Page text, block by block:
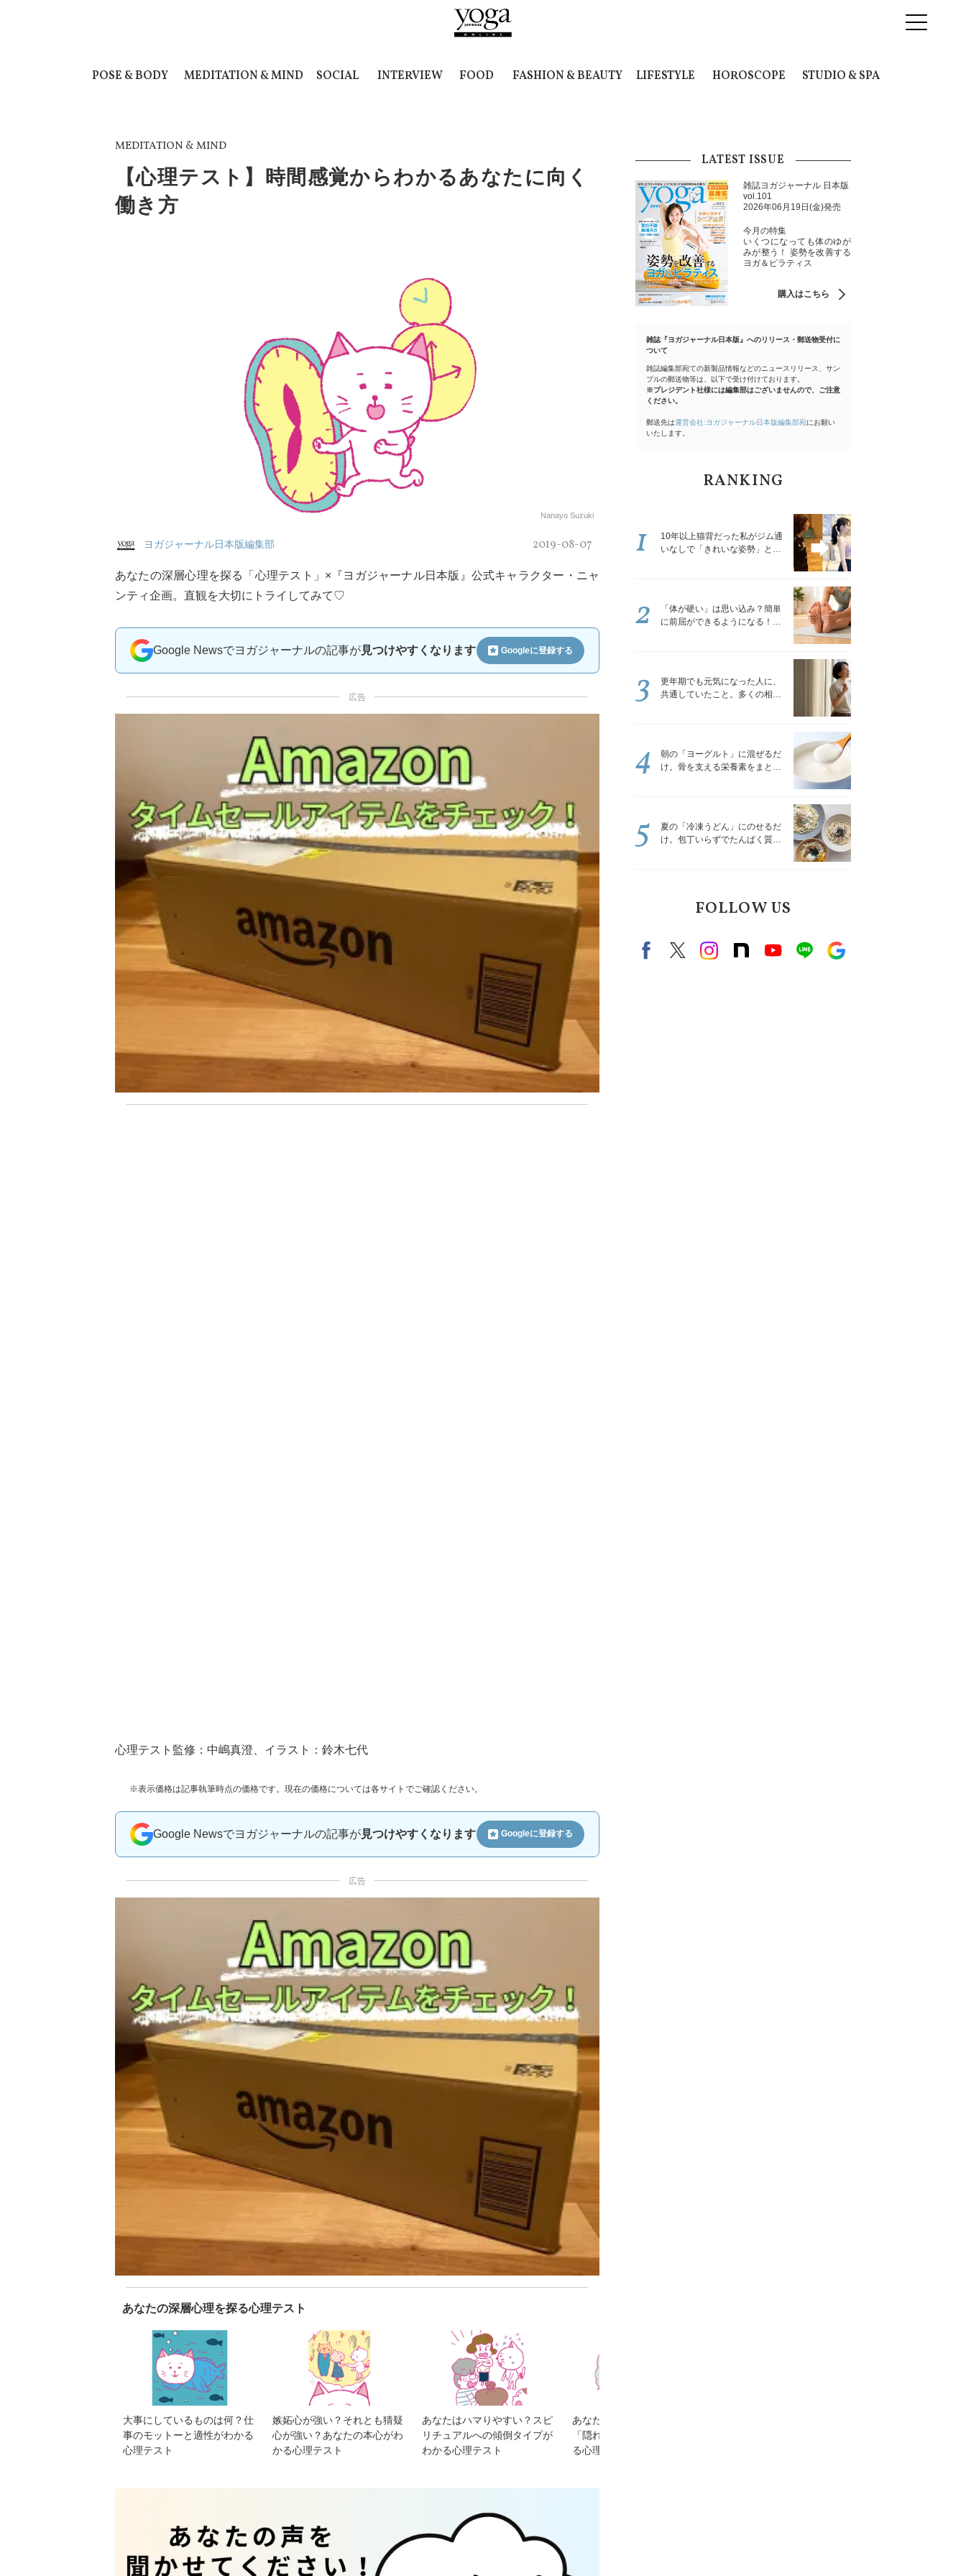
POSE & BODY MEDITATION & MIND SOCIAL INTERVIEW FOOD FASHION & BEAUTY LIFESTYLE HOROSCOPE STUDIO & SPA
MEDITATION & MIND
【心理テスト】時間感覚からわかるあなたに向く
働き方
Nanayo Suzuki
ヨガジャーナル日本版編集部 2019-08-07
あなたの深層心理を探る「心理テスト」×『ヨガジャーナル日本版』公式キャラクター・ニャ
ンティ企画。直観を大切にトライしてみて♡
Google Newsでヨガジャーナルの記事が見つけやすくなります Googleに登録する
広告
心理テスト監修：中嶋真澄、イラスト：鈴木七代
※表示価格は記事執筆時点の価格です。現在の価格については各サイトでご確認ください。
Google Newsでヨガジャーナルの記事が見つけやすくなります Googleに登録する
広告
あなたの深層心理を探る心理テスト
大事にしているものは何？仕
事のモットーと適性がわかる
心理テスト
嫉妬心が強い？それとも猜疑
心が強い？あなたの本心がわ
かる心理テスト
あなたはハマりやすい？スピ
リチュアルへの傾倒タイプが
わかる心理テスト
あなたはリーダー？芸術家？
「隠れた自分の資質」がわか
る心理テスト
LATEST ISSUE
雑誌ヨガジャーナル 日本版
vol.101
2026年06月19日(金)発売
今月の特集
いくつになっても体のゆが
みが整う！ 姿勢を改善する
ヨガ＆ピラティス
購入はこちら
雑誌『ヨガジャーナル日本版』へのリリース・郵送物受付に
ついて
雑誌編集部宛ての新製品情報などのニュースリリース、サン
プルの郵送物等は、以下で受け付けております。
※プレジデント社様には編集部はございませんので、ご注意
ください。
郵送先は運営会社:ヨガジャーナル日本版編集部宛にお願い
いたします。
RANKING
10年以上猫背だった私がジム通
いなしで「きれいな姿勢」と褒
1
「体が硬い」は思い込み？簡単
に前屈ができるようになる！腿
2
更年期でも元気になった人に、
共通していたこと。多くの相談
3
朝の「ヨーグルト」に混ぜるだ
け。骨を支える栄養素をまとめ
4
夏の「冷凍うどん」にのせるだ
け。包丁いらずでたんぱく質を
5
FOLLOW US
FacebookX（旧twitter）
instagram
note Youtubeline